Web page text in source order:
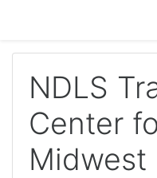
NDLS
Center
Midwest